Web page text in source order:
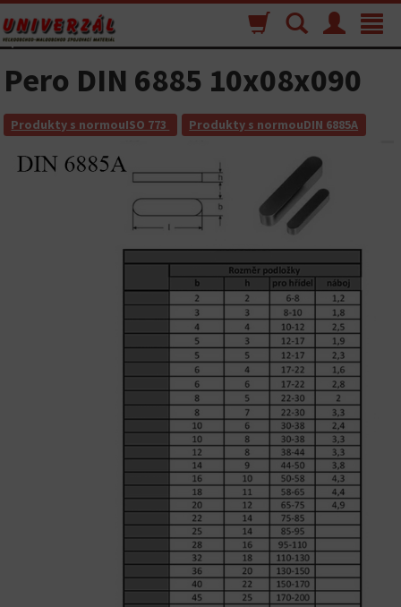
Toggle
Menu
Vyhľadávanie
Nákupný
košík
Pero DIN 6885 10x08x090
Produkty s normouISO 773 Produkty s normouDIN 6885A